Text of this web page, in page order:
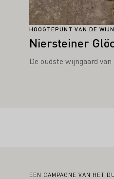
HOOGTEPUNT VAN DE
Niersteiner
De oudste wijngaard
EEN CAMPAGNE VAN HET